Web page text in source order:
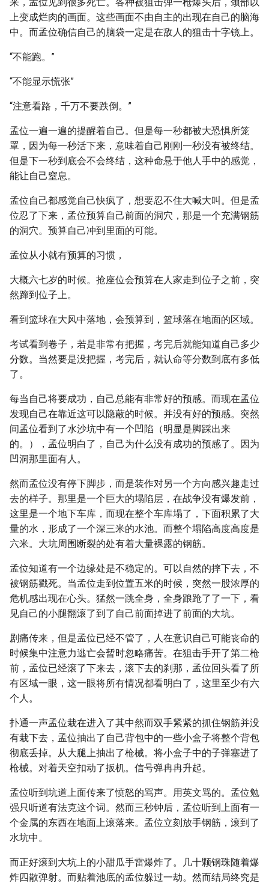
上变成烂肉的画面。这些画面不由自主的出现在自己的脑海
中。而孟位确信自己的脑袋一定是在敌人的狙击十字镜上。
“不能跑。”
“不能显示慌张”
“注意看路，千万不要跌倒。”
孟位一遍一遍的提醒着自己。但是每一秒都被大恐惧所笼
罩，因为每一秒活下来，意味着自己刚刚一秒没有被终结。
但是下一秒到底会不会终结，这种命悬于他人手中的感觉，
能让自己窒息。
孟位自己都感觉自己快疯了，想要忍不住大喊大叫。但是孟
位忍了下来，孟位预算自己前面的洞穴，那是一个充满钢筋
的洞穴。预算自己冲到里面的可能。
孟位从小就有预算的习惯，
大概六七岁的时候。抢座位会预算在人家走到位子之前，突
然蹿到位子上。
看到篮球在大风中落地，会预算到，篮球落在地面的区域。
考试看到卷子，若是非常有把握，考完后就能知道自己多少
分数。当然要是没把握，考完后，就认命等分数到底有多低
了。
每当自己将要成功，自己总能有非常好的预感。而现在孟位
发现自己在靠近这可以隐蔽的时候。并没有好的预感。突然
间孟位看到了水沙坑中有一个凹陷（明显是脚踩出来
的。），孟位明白了，自己为什么没有成功的预感了。因为
凹洞那里面有人。
然而孟位没有停下脚步，而是装作对另一个方向感兴趣走过
去的样子。那里是一个巨大的塌陷层，在战争没有爆发前，
这里是一个地下车库，而现在整个车库塌了，下面积累了大
量的水，形成了一个深三米的水池。而整个塌陷高度高度是
六米。大坑周围断裂的处有着大量裸露的钢筋。
孟位知道有一个边缘处是不稳定的。可以自然的摔下去，不
被钢筋戳死。当孟位走到位置五米的时候，突然一股浓厚的
危机感出现在心头。猛然一跳全身，全身踉跄了了一下，看
见自己的小腿翻滚了到了自己前面掉进了前面的大坑。
剧痛传来，但是孟位已经不管了，人在意识自己可能丧命的
时候集中注意力逃亡会暂时忽略痛苦。在狙击手开了第二枪
前，孟位已经滚了下来去，滚下去的刹那，孟位回头看了所
有区域一眼，这一眼将所有情况都看明白了，这里至少有六
个人。
扑通一声孟位栽在进入了其中然而双手紧紧的抓住钢筋并没
有栽下去，孟位抽出了自己背包中的一些小盒子将整个背包
彻底丢掉。从大腿上抽出了枪械。将小盒子中的子弹塞进了
枪械。对着天空扣动了扳机。信号弹冉冉升起。
孟位听到坑道上面传来了愤怒的骂声。用英文骂的。孟位勉
强只听道有法克这个词。然而三秒钟后，孟位听到上面有一
个金属的东西在地面上滚落来。孟位立刻放手钢筋，滚到了
水坑中。
而正好滚到大坑上的小甜瓜手雷爆炸了。几十颗钢珠随着爆
炸四散弹射。而贴着池底的孟位躲过一劫。然而结局终究是